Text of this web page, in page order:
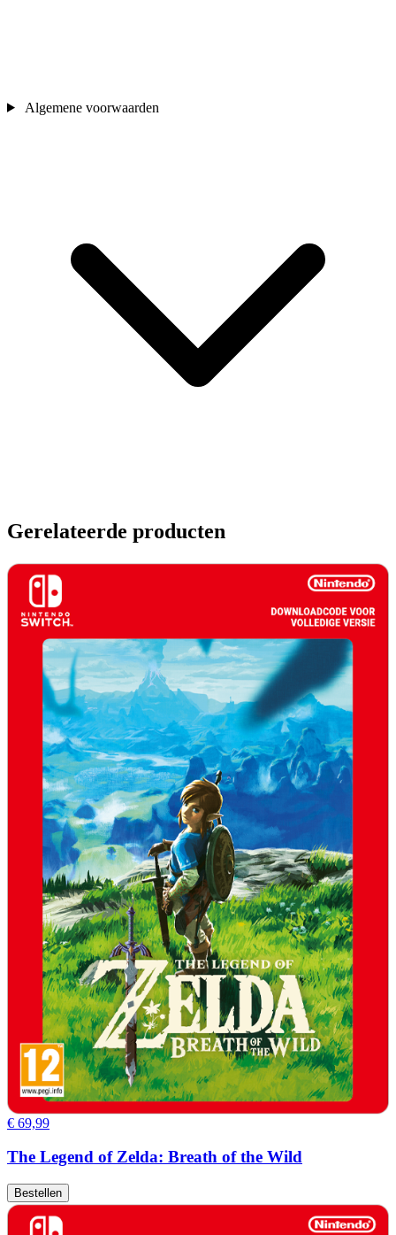
Algemene voorwaarden
Gerelateerde producten
€ 69,99
The Legend of Zelda: Breath of the Wild
Bestellen